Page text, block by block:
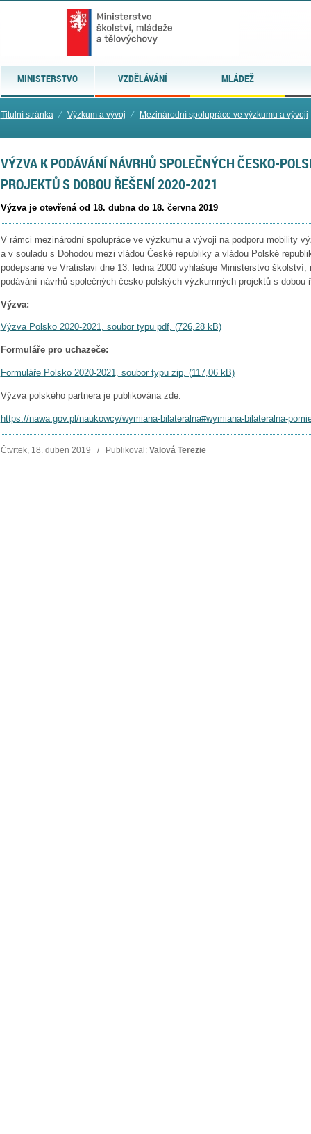
MINISTERSTVO VZDĚLÁVÁNÍ MLÁDEŽ
Titulní stránka ⁄ Výzkum a vývoj ⁄ Mezinárodní spolupráce ve výzkumu a vývoji
VÝZVA K PODÁVÁNÍ NÁVRHŮ SPOLEČNÝCH ČESKO-
PROJEKTŮ S DOBOU ŘEŠENÍ 2020-2021
Výzva je otevřená od 18. dubna do 18. června 2019
V rámci mezinárodní spolupráce ve výzkumu a vývoji na podporu mobility
a v souladu s Dohodou mezi vládou České republiky a vládou Polské
podepsané ve Vratislavi dne 13. ledna 2000 vyhlašuje Ministerstvo
podávání návrhů společných česko-polských výzkumných projektů s dobou
Výzva:
Výzva Polsko 2020-2021, soubor typu pdf, (726,28 kB)
Formuláře pro uchazeče:
Formuláře Polsko 2020-2021, soubor typu zip, (117,06 kB)
Výzva polského partnera je publikována zde:
https://nawa.gov.pl/naukowcy/wymiana-bilateralna#wymiana-bilateralna-
Čtvrtek, 18. duben 2019 / Publikoval: Valová Terezie